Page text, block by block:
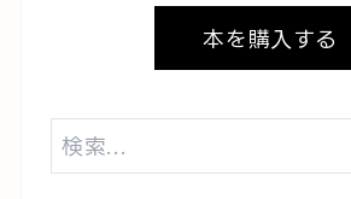
本を購入する